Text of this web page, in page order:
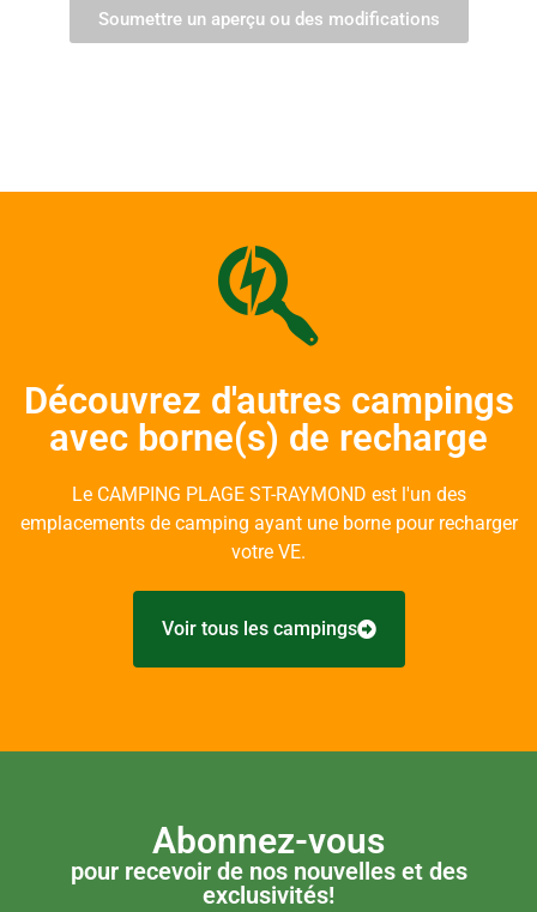
Soumettre un aperçu ou des modifications
Découvrez d'autres campings
avec borne(s) de recharge
Le CAMPING PLAGE ST-RAYMOND est l'un des
emplacements de camping ayant une borne pour recharger
votre VE.
Voir tous les campings
Abonnez-vous
pour recevoir de nos nouvelles et des
exclusivités!